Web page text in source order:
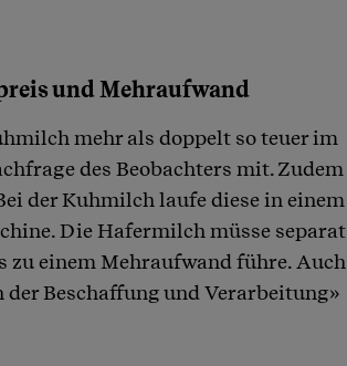
und Mehraufwand
mehr als doppelt so teuer im
des Beobachters mit. Zudem
der Kuhmilch laufe diese in einem
Die Hafermilch müsse separat
zu einem Mehraufwand führe. Auch
der Beschaffung und Verarbeitung»